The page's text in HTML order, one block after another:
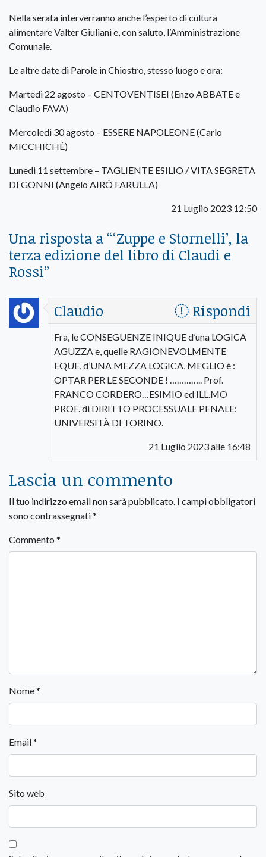
Nella serata interverranno anche l’esperto di cultura
alimentare Valter Giuliani e, con saluto, l’Amministrazione
Comunale.
Le altre date di Parole in Chiostro, stesso luogo e ora:
Martedi 22 agosto – CENTOVENTISEI (Enzo ABBATE e
Claudio FAVA)
Mercoledi 30 agosto – ESSERE NAPOLEONE (Carlo
MICCHICHÈ)
Lunedi 11 settembre – TAGLIENTE ESILIO / VITA SEGRETA
DI GONNI (Angelo AIRÓ FARULLA)
21 Luglio 2023 12:50
Una risposta a “‘Zuppe e Stornelli’, la
terza edizione del libro di Claudi e
Rossi”
Claudio
Rispondi
Fra, le CONSEGUENZE INIQUE d’una LOGICA
AGUZZA e, quelle RAGIONEVOLMENTE
EQUE, d’UNA MEZZA LOGICA, MEGLIO è :
OPTAR PER LE SECONDE ! ………….. Prof.
FRANCO CORDERO…ESIMIO ed ILL.MO
PROF. di DIRITTO PROCESSUALE PENALE:
UNIVERSITÀ DI TORINO.
21 Luglio 2023 alle 16:48
Lascia un commento
Il tuo indirizzo email non sarà pubblicato. I campi obbligatori
sono contrassegnati*
Commento *
Nome*
Email*
Sito web